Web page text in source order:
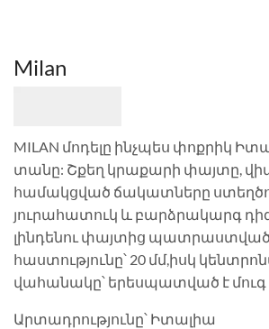
Milan
MILAN մոդելը ինչպես փոքրիկ
տանը: Շքեղ կրաքարի փայտը,
համակցված ճակատները
յուրահատուկ և բարձրակարգ
լինդենու փայտից
հաստությունը՝ 20 մմ,իսկ
վահանակը՝ երեսպատված է մուգ
Արտադրությունը՝ Իտալիա